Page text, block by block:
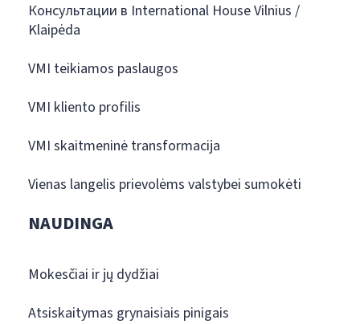
Консультации в International House Vilnius /
Klaipėda
VMI teikiamos paslaugos
VMI kliento profilis
VMI skaitmeninė transformacija
Vienas langelis prievolėms valstybei sumokėti
NAUDINGA
Mokesčiai ir jų dydžiai
Atsiskaitymas grynaisiais pinigais